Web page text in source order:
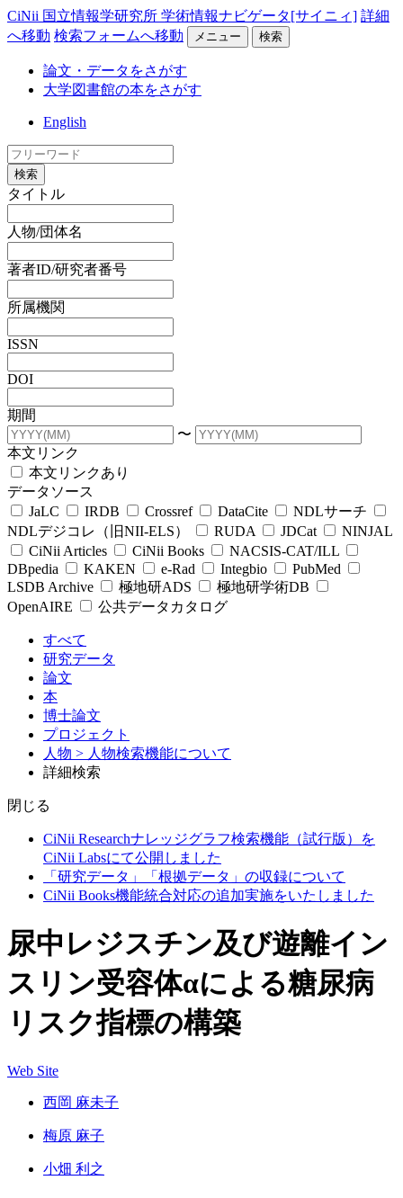
CiNii 国立情報学研究所 学術情報ナビゲータ[サイニィ] 詳細
へ移動 検索フォームへ移動 メニュー 検索
論文・データをさがす
大学図書館の本をさがす
English
検索
タイトル
人物/団体名
著者ID/研究者番号
所属機関
ISSN
DOI
期間
〜
本文リンク
本文リンクあり
データソース
JaLC
IRDB Crossref DataCite
NDLサーチ
NDLデジコレ（旧NII-ELS）
RUDA JDCat
NINJAL
CiNii Articles
CiNii Books
NACSIS-CAT/ILL
DBpedia
KAKEN e-Rad Integbio
PubMed
LSDB Archive
極地研ADS
極地研学術DB
OpenAIRE
公共データカタログ
すべて
研究データ
論文
本
博士論文
プロジェクト
人物 > 人物検索機能について
詳細検索
閉じる
CiNii Researchナレッジグラフ検索機能（試行版）を
CiNii Labsにて公開しました
「研究データ」「根拠データ」の収録について
CiNii Books機能統合対応の追加実施をいたしました
尿中レジスチン及び遊離イン
スリン受容体αによる糖尿病
リスク指標の構築
Web Site
西岡 麻未子
梅原 麻子
小畑 利之